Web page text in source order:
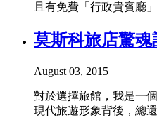
且有免費「行政貴賓廳
莫斯科旅店驚魂
August 03, 2015
對於選擇旅館，我是一
現代旅遊形象背後，總